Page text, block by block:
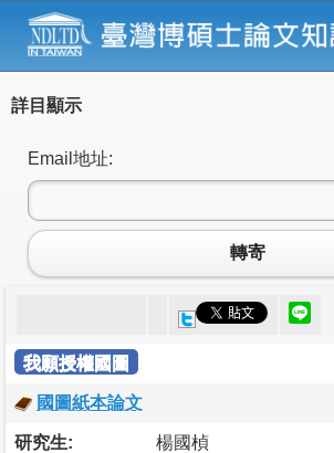
詳目顯示
Email地址:
轉寄
我願授權國圖
國圖紙本論文
研究生: 楊國楨